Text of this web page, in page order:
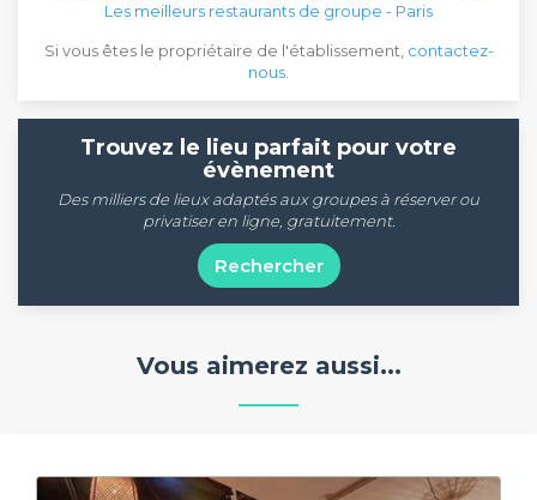
Les meilleurs restaurants de groupe - Paris
Si vous êtes le propriétaire de l'établissement, contactez-
nous
Trouvez le lieu parfait pour votre
évènement
Des milliers de lieux adaptés aux groupes à réserver ou
privatiser en ligne, gratuitement.
Rechercher
Vous aimerez aussi...